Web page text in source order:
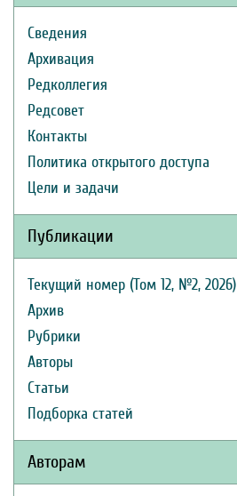
Сведения
Архивация
Редколлегия
Редсовет
Контакты
Политика открытого доступа
Цели и задачи
Публикации
Текущий номер (Том 12, №2, 2026)
Архив
Рубрики
Авторы
Статьи
Подборка статей
Авторам